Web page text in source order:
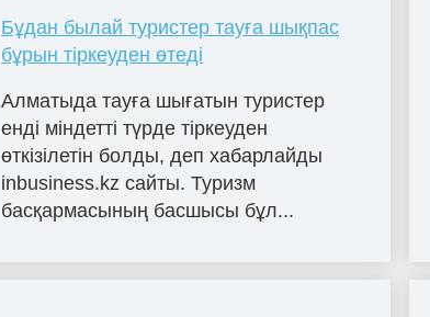
Бұдан былай туристер тауға шықпас
бұрын тіркеуден өтеді
Алматыда тауға шығатын туристер
енді міндетті түрде тіркеуден
өткізілетін болды, деп хабарлайды
inbusiness.kz сайты. Туризм
басқармасының басшысы бұл...